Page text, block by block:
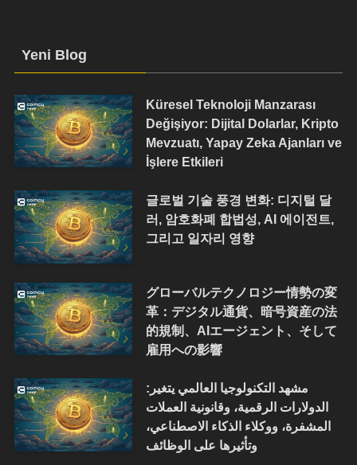
Yeni Blog
Küresel Teknoloji Manzarası
Değişiyor: Dijital Dolarlar, Kripto
Mevzuatı, Yapay Zeka Ajanları ve
İşlere Etkileri
글로벌 기술 풍경 변화: 디지털 달
러, 암호화폐 합법성, AI 에이전트,
그리고 일자리 영향
グローバルテクノロジー情勢の変
革：デジタル通貨、暗号資産の法
的規制、AIエージェント、そして
雇用への影響
مشهد التكنولوجيا العالمي يتغير:
الدولارات الرقمية، وقانونية العملات
المشفرة، ووكلاء الذكاء الاصطناعي،
وتأثيرها على الوظائف